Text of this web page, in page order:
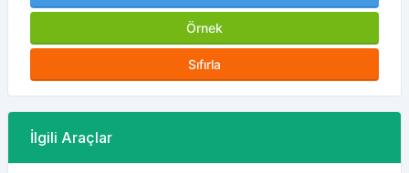
Örnek
Sıfırla
İlgili Araçlar